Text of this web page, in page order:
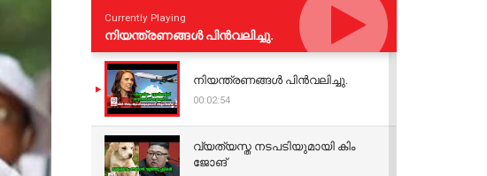
Currently Playing
നിയന്ത്രണങ്ങള്‍ പിന്‍വലിച്ചു.
നിയന്ത്രണങ്ങള്‍ പിന്‍വലിച്ചു.
00:02:54
വ്യത്യസ്ത നടപടിയുമായി കിം
ജോങ്